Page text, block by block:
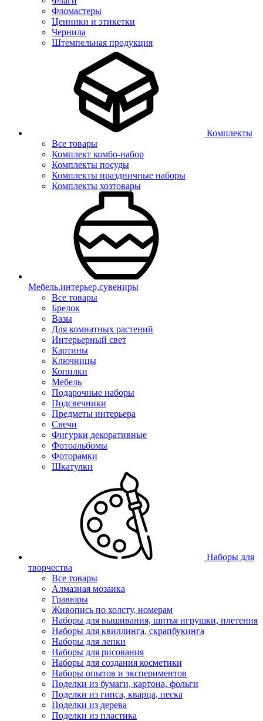
Фломастеры
Ценники и этикетки
Чернила
Штемпельная продукция
Комплекты
Все товары
Комплект комбо-набор
Комплекты посуды
Комплекты праздничные наборы
Комплекты хозтовары
Мебель,интерьер,сувениры
Все товары
Брелок
Вазы
Для комнатных растений
Интерьерный свет
Картины
Ключницы
Копилки
Мебель
Подарочные наборы
Подсвечники
Предметы интерьера
Свечи
Фигурки декоративные
Фотоальбомы
Фоторамки
Шкатулки
Наборы для
творчества
Все товары
Алмазная мозаика
Гравюры
Живопись по холсту, номерам
Наборы для вышивания, шитья игрушки, плетения
Наборы для квиллинга, скрапбукинга
Наборы для лепки
Наборы для рисования
Наборы для создания косметики
Наборы опытов и экспериментов
Поделки из бумаги, картона, фольги
Поделки из гипса, кварца, песка
Поделки из дерева
Поделки из пластика